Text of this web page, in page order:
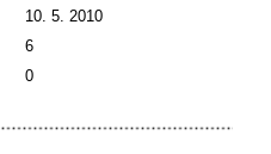
10. 5. 2010
6
0